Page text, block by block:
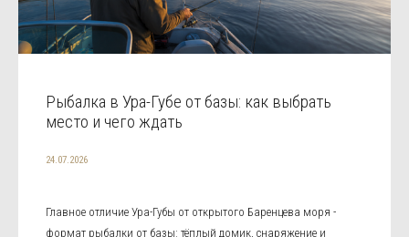
Рыбалка в Ура-Губе от базы: как выбрать
место и чего ждать
24.07.2026
Главное отличие Ура-Губы от открытого Баренцева моря -
формат рыбалки от базы: тёплый домик, снаряжение и